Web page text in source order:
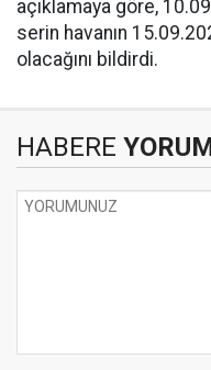
açıklamaya göre,
serin havanın
olacağını bildirdi.
HABERE